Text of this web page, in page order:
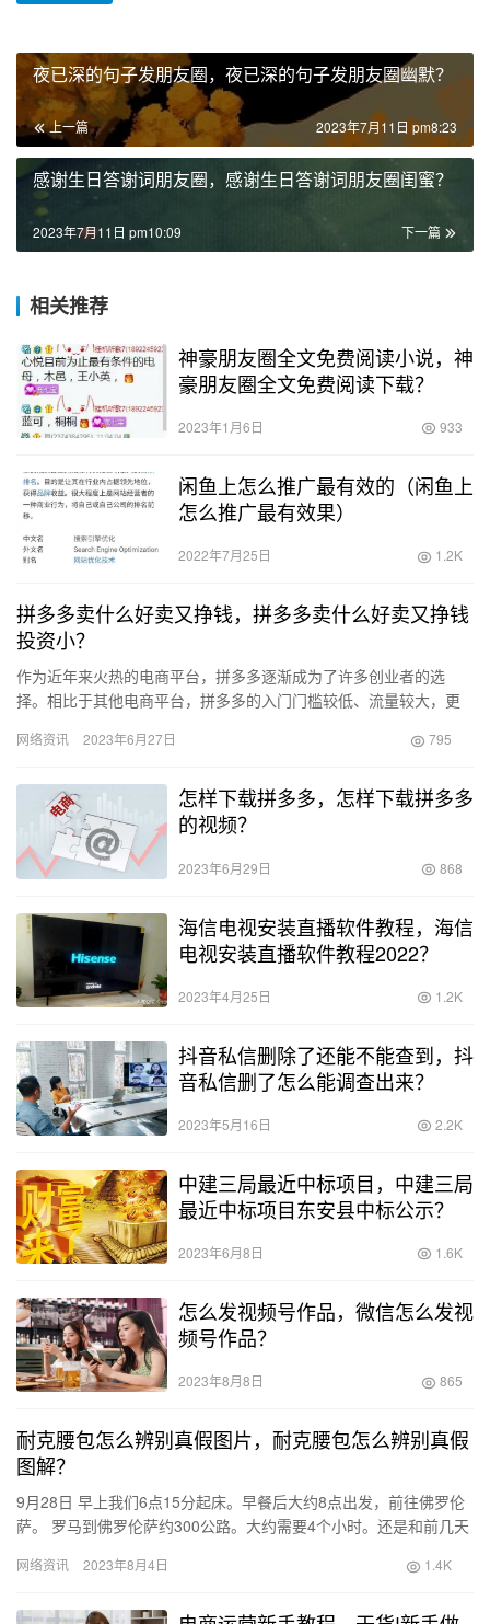
夜已深的句子发朋友圈，夜已深的句子发朋友圈幽默？
上一篇 2023年7月11日 pm8:23
感谢生日答谢词朋友圈，感谢生日答谢词朋友圈闺蜜？
下一篇
2023年7月11日 pm10:09
相关推荐
神豪朋友圈全文免费阅读小说，神
豪朋友圈全文免费阅读下载？
2023年1月6日 933
闲鱼上怎么推广最有效的（闲鱼上
怎么推广最有效果）
2022年7月25日 1.2K
拼多多卖什么好卖又挣钱，拼多多卖什么好卖又挣钱
投资小？
作为近年来火热的电商平台，拼多多逐渐成为了许多创业者的选
择。相比于其他电商平台，拼多多的入门门槛较低、流量较大，更
广，想要…
网络资讯 2023年6月27日 795
怎样下载拼多多，怎样下载拼多多
的视频？
2023年6月29日 868
海信电视安装直播软件教程，海信
电视安装直播软件教程2022？
2023年4月25日 1.2K
抖音私信删除了还能不能查到，抖
音私信删了怎么能调查出来？
2023年5月16日 2.2K
中建三局最近中标项目，中建三局
最近中标项目东安县中标公示？
2023年6月8日 1.6K
怎么发视频号作品，微信怎么发视
频号作品？
2023年8月8日 865
耐克腰包怎么辨别真假图片，耐克腰包怎么辨别真假
图解？
9月28日 早上我们6点15分起床。早餐后大约8点出发，前往佛罗伦
萨。 罗马到佛罗伦萨约300公路。大约需要4个小时。还是和前几天
网络资讯 2023年8月4日 1.4K